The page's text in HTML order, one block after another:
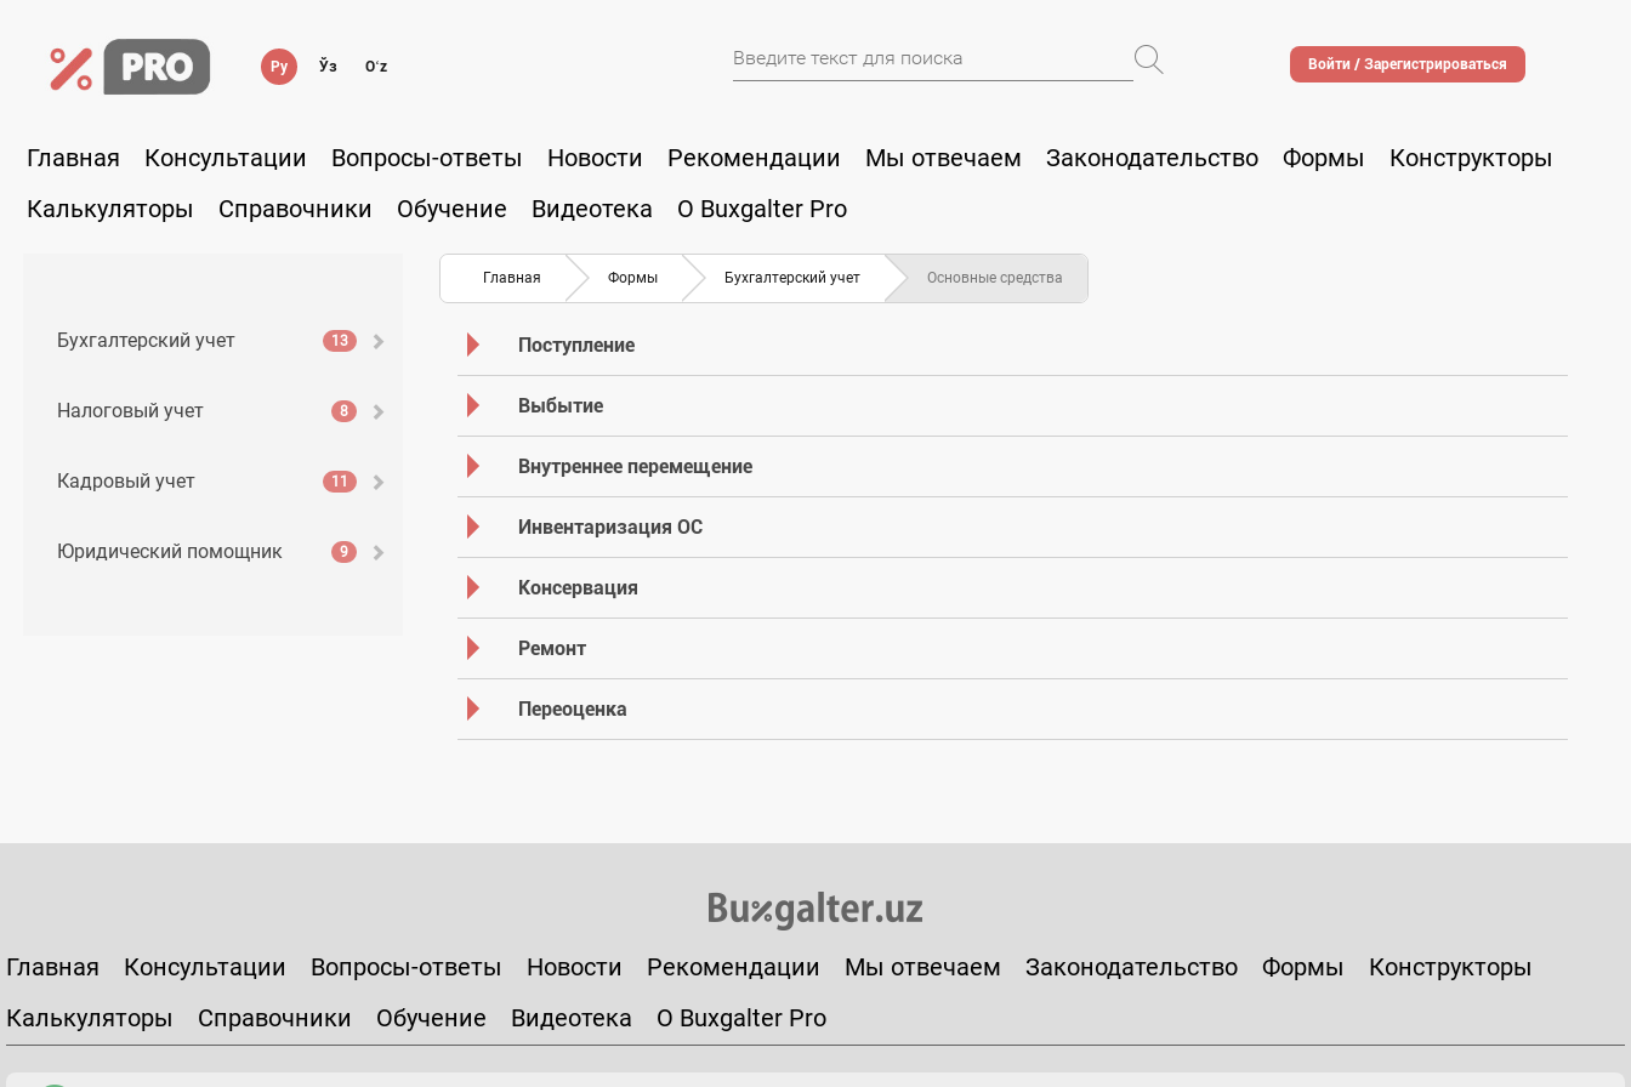
Ру Ўз Oʻz Войти / Зарегистрироваться
Главная Консультации Вопросы-ответы Новости Рекомендации Мы отвечаем Законодательство Формы
Конструкторы
Калькуляторы
Справочники Обучение Видеотека О Buxgalter Pro
Бухгалтерский учет 13
Налоговый учет 8
Кадровый учет 11
Юридический помощник 9
Главная Формы Бухгалтерский учет Основные средства
Поступление
Выбытие
Внутреннее перемещение
Инвентаризация ОС
Консервация
Ремонт
Переоценка
Главная Консультации Вопросы-ответы Новости Рекомендации Мы отвечаем Законодательство Формы
Конструкторы
Калькуляторы
Справочники Обучение Видеотека О Buxgalter Pro